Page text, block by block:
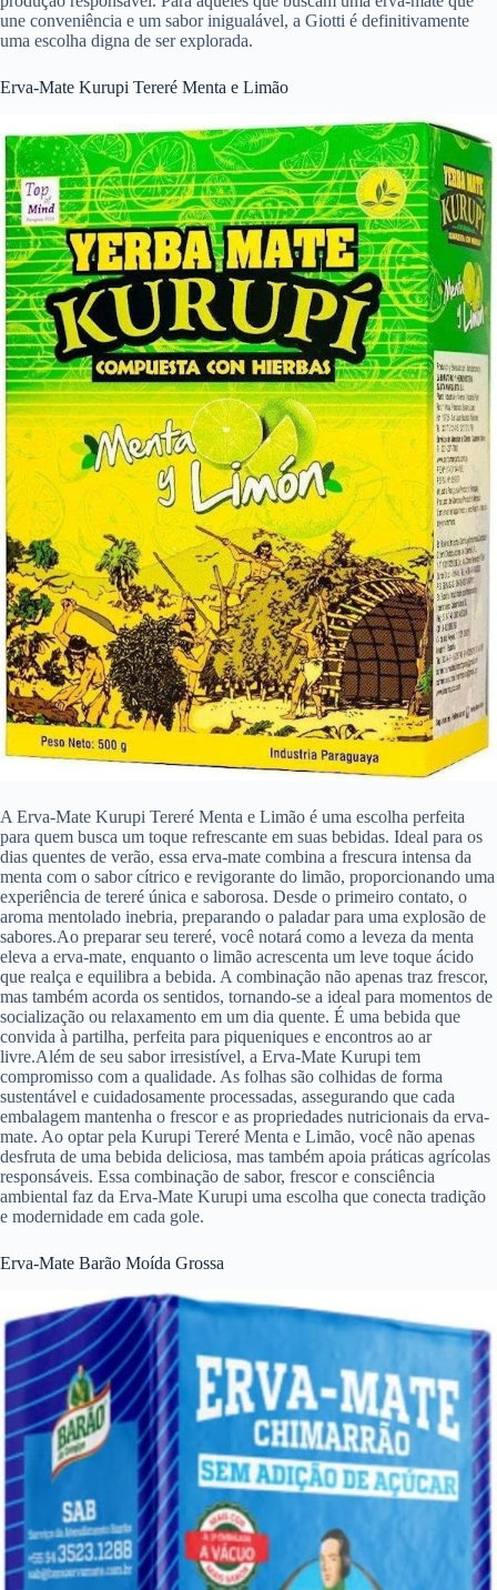
une conveniência e um sabor inigualável, a Giotti é definitivamente
uma escolha digna de ser explorada.
Erva-Mate Kurupi Tereré Menta e Limão
A Erva-Mate Kurupi Tereré Menta e Limão é uma escolha perfeita
para quem busca um toque refrescante em suas bebidas. Ideal para os
dias quentes de verão, essa erva-mate combina a frescura intensa da
menta com o sabor cítrico e revigorante do limão, proporcionando uma
experiência de tereré única e saborosa. Desde o primeiro contato, o
aroma mentolado inebria, preparando o paladar para uma explosão de
sabores.Ao preparar seu tereré, você notará como a leveza da menta
eleva a erva-mate, enquanto o limão acrescenta um leve toque ácido
que realça e equilibra a bebida. A combinação não apenas traz frescor,
mas também acorda os sentidos, tornando-se a ideal para momentos de
socialização ou relaxamento em um dia quente. É uma bebida que
convida à partilha, perfeita para piqueniques e encontros ao ar
livre.Além de seu sabor irresistível, a Erva-Mate Kurupi tem
compromisso com a qualidade. As folhas são colhidas de forma
sustentável e cuidadosamente processadas, assegurando que cada
embalagem mantenha o frescor e as propriedades nutricionais da erva-
mate. Ao optar pela Kurupi Tereré Menta e Limão, você não apenas
desfruta de uma bebida deliciosa, mas também apoia práticas agrícolas
responsáveis. Essa combinação de sabor, frescor e consciência
ambiental faz da Erva-Mate Kurupi uma escolha que conecta tradição
e modernidade em cada gole.
Erva-Mate Barão Moída Grossa